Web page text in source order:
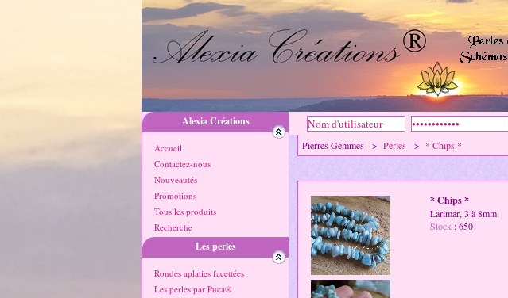
Alexia Créations
Accueil
Contactez-nous
Nouveautés
Promotions
Tous les produits
Recherche
Les perles
Rondes aplaties facettées
Les perles par Puca®
Pierres Gemmes > Perles > * Chips *
* Chips *
Larimar, 3 à 8mm
Stock : 650